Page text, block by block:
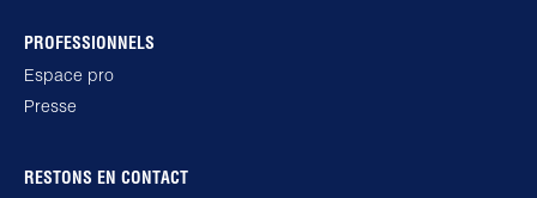
PROFESSIONNELS
Espace pro
Presse
RESTONS EN CONTACT